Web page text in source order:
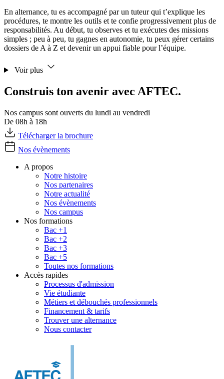
En alternance, tu es accompagné par un tuteur qui t’explique les
procédures, te montre les outils et te confie progressivement plus de
responsabilités. Au début, tu observes et tu exécutes des missions
simples ; peu à peu, tu gagnes en autonomie, tu peux gérer certains
dossiers de A à Z et devenir un appui fiable pour l’équipe.
Voir plus
Construis ton avenir avec AFTEC.
Nos campus sont ouverts du lundi au vendredi
De 08h à 18h
Télécharger la brochure
Nos évènements
A propos
Notre histoire
Nos partenaires
Notre actualité
Nos évènements
Nos campus
Nos formations
Bac +1
Bac +2
Bac +3
Bac +5
Toutes nos formations
Accès rapides
Processus d'admission
Vie étudiante
Métiers et débouchés professionnels
Financement & tarifs
Trouver une alternance
Nous contacter